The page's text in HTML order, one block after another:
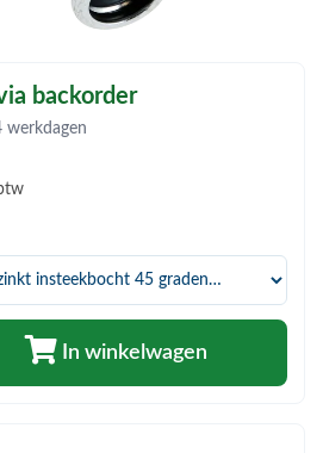
riolering)
ketels)
backorder
werkdagen
In winkelwagen